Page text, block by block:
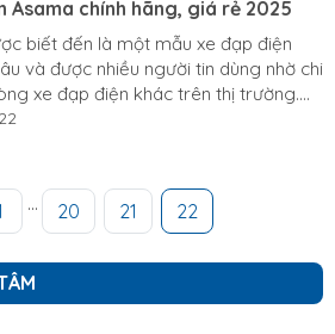
Asama chính hãng, giá rẻ 2025
biết đến là một mẫu xe đạp điện
và được nhiều người tin dùng nhờ chi
xe đạp điện khác trên thị trường.
dành cho những ai cần một phương
hãng và bảng giá cập nhật mới
Bảng giá xe đạp điện...
... 20 21 22